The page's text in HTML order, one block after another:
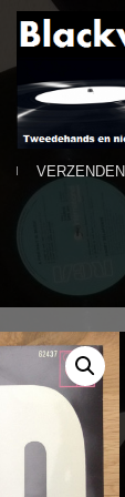
VERZENDEN